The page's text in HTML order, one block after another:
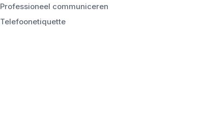
Professioneel communiceren
Telefoonetiquette